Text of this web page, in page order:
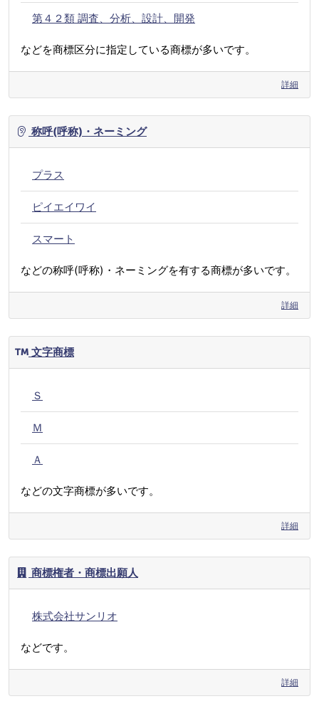
第４２類 調査、分析、設計、開発
などを商標区分に指定している商標が多いです。
詳細
称呼(呼称)・ネーミング
プラス
ピイエイワイ
スマート
などの称呼(呼称)・ネーミングを有する商標が多いです。
詳細
文字商標
Ｓ
Ｍ
Ａ
などの文字商標が多いです。
詳細
商標権者・商標出願人
株式会社サンリオ
などです。
詳細